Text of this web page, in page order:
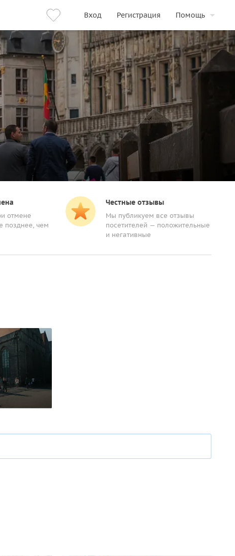
Вход Регистрация Помощь
отмене
позднее, чем
Честные отзывы
Мы публикуем все отзывы
посетителей — положительные
и негативные